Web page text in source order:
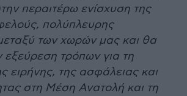
περαιτέρω ενίσχυση της
πολύπλευρης
των χωρών μας και θα
εξεύρεση τρόπων για τη
ειρήνης, της ασφάλειας και
στη Μέση Ανατολή και τη